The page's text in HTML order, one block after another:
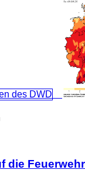
die